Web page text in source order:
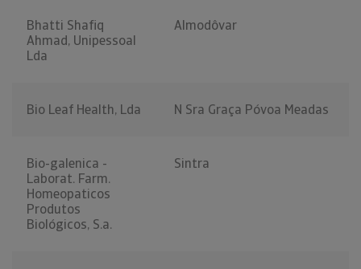
Bhatti Shafiq
Ahmad, Unipessoal
Lda
Almodôvar
Bio Leaf Health, Lda N Sra Graça Póvoa Meadas
Bio-galenica -
Laborat. Farm.
Homeopaticos
Produtos
Biológicos, S.a.
Sintra